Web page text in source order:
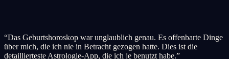
“Das Geburtshoroskop war unglaublich genau. Es offenbarte Dinge
über mich, die ich nie in Betracht gezogen hatte. Dies ist die
detaillierteste Astrologie-App, die ich je benutzt habe.”